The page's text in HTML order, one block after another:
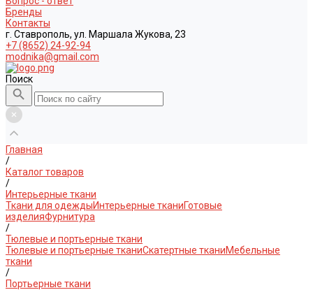
Бренды
Контакты
г. Ставрополь, ул. Маршала Жукова, 23
+7 (8652) 24-92-94
modnika@gmail.com
Поиск
Главная
/
Каталог товаров
/
Интерьерные ткани
Ткани для одеждыИнтерьерные тканиГотовые
изделияФурнитура
/
Тюлевые и портьерные ткани
Тюлевые и портьерные тканиСкатертные тканиМебельные
ткани
/
Портьерные ткани